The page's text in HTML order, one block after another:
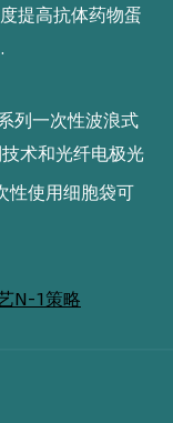
提高抗体药物蛋
列一次性波浪式
术和光纤电极光
性使用细胞袋可
N-1策略